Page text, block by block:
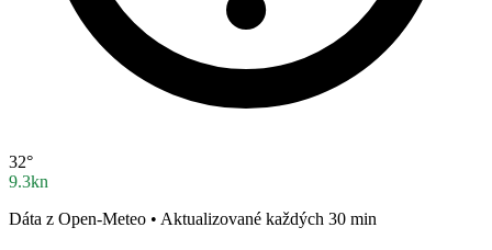
32°
9.3kn
Dáta z Open-Meteo • Aktualizované každých 30 min